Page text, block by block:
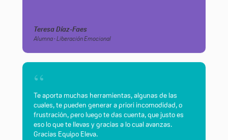
Teresa Díaz-Faes
Alumna · Liberación Emocional
“
Te aporta muchas herramientas, algunas de las
cuales, te pueden generar a priori incomodidad, o
frustración, pero luego te das cuenta, que justo es
eso lo que te llevas y gracias a lo cual avanzas.
Gracias Equipo Eleva.